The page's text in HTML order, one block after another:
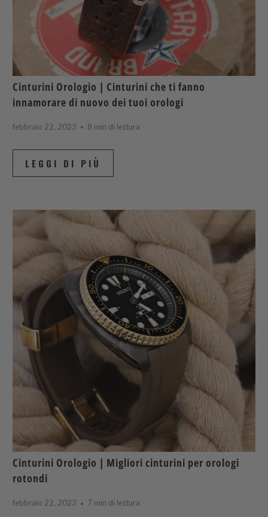
Cinturini Orologio | Cinturini che ti fanno
innamorare di nuovo dei tuoi orologi
febbraio 22, 2023 8 min di lettura
LEGGI DI PIÙ
Cinturini Orologio | Migliori cinturini per orologi
rotondi
febbraio 22, 2023 7 min di lettura